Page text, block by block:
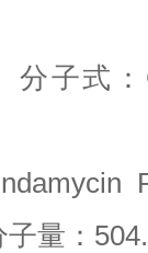
分子式：
量：